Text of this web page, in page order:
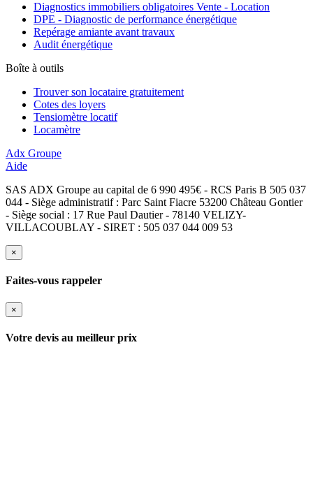
Diagnostics immobiliers obligatoires Vente - Location
DPE - Diagnostic de performance énergétique
Repérage amiante avant travaux
Audit énergétique
Boîte à outils
Trouver son locataire gratuitement
Cotes des loyers
Tensiomètre locatif
Locamètre
Adx Groupe
Aide
SAS ADX Groupe au capital de 6 990 495€ - RCS Paris B 505 037
044 - Siège administratif : Parc Saint Fiacre 53200 Château Gontier
- Siège social : 17 Rue Paul Dautier - 78140 VELIZY-
VILLACOUBLAY - SIRET : 505 037 044 009 53
×
Faites-vous rappeler
×
Votre devis au meilleur prix